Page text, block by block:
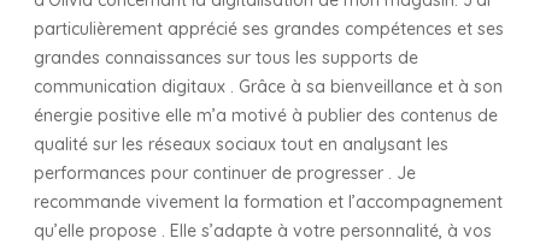
particulièrement apprécié ses grandes compétences et ses
grandes connaissances sur tous les supports de
communication digitaux . Grâce à sa bienveillance et à son
énergie positive elle m’a motivé à publier des contenus de
qualité sur les réseaux sociaux tout en analysant les
performances pour continuer de progresser . Je
recommande vivement la formation et l’accompagnement
qu’elle propose . Elle s’adapte à votre personnalité, à vos